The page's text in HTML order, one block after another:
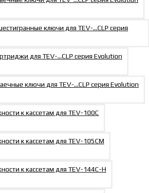
ключи для TEV-…CLP серия
для TEV-…CLP серия Evolution
ключи для TEV-…CLP серия Evolution
к кассетам для TEV-100C
к кассетам для TEV-105СM
к кассетам для TEV-144С-Н